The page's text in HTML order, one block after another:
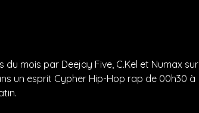
du mois par Deejay Five, C.Kel et Numax sur
un esprit Cypher Hip-Hop rap de 00h30 à